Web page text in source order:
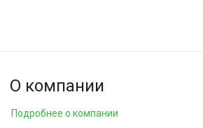
О компании
Подробнее о компании